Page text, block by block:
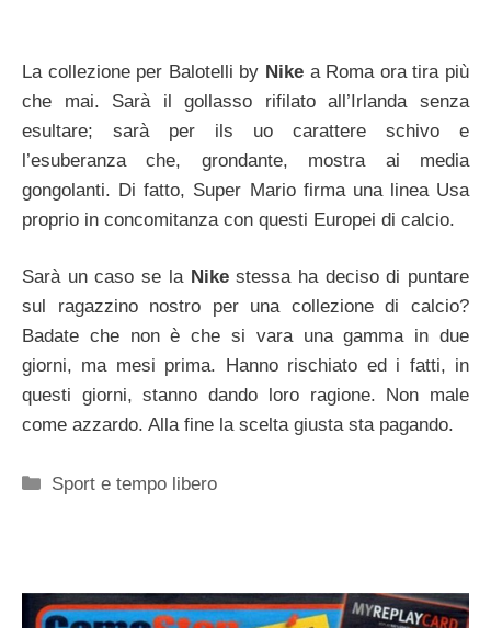
La collezione per Balotelli by Nike a Roma ora tira più
che mai. Sarà il gollasso rifilato all’Irlanda senza
esultare; sarà per ils uo carattere schivo e
l’esuberanza che, grondante, mostra ai media
gongolanti. Di fatto, Super Mario firma una linea Usa
proprio in concomitanza con questi Europei di calcio.
Sarà un caso se la Nikestessa ha deciso di puntare
sul ragazzino nostro per una collezione di calcio?
Badate che non è che si vara una gamma in due
giorni, ma mesi prima. Hanno rischiato ed i fatti, in
questi giorni, stanno dando loro ragione. Non male
come azzardo. Alla fine la scelta giusta sta pagando.
Categorie
Sport e tempo libero